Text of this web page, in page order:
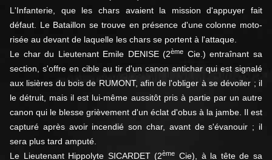
L'Infanterie, que les chars avaient la mission d'appuyer fait
défaut. Le Bataillon se trouve en présence d'une colonne moto­
risée au devant de laquelle les chars se portent à l'attaque.
Le char du Lieutenant Emile DENISE (2ème Cie.) entraînant sa
section, s'offre en cible au tir d'un canon antichar qui est si­gnalé
aux lisières du bois de RUMONT, afin de l'obliger à se dévoi­ler ; il
le détruit, mais il est lui-même aussitôt pris à partie par un autre
canon qui le blesse grièvement d'un éclat d'obus à la jam­be. Il est
capturé après avoir incendié son char, avant de s'éva­nouir ; il
sera plus tard amputé.
Le Lieutenant Hippolyte SICARDET (2ème Cie), à la tête de sa